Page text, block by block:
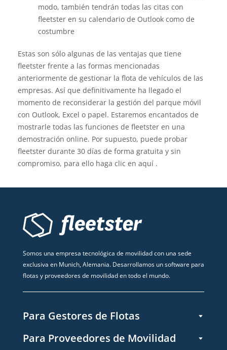
modo, también tendrán todas las citas con
fleetster en su calendario de Outlook como de
costumbre
Estas son sólo algunas de las ventajas que tiene
fleetster frente a las formas mencionadas
anteriormente de gestionar la flota de vehículos de las
empresas. Así que definitivamente ha llegado el
momento de reconsiderar la gestión del parque móvil
con Outlook, Excel o papel. Estaremos encantados de
mostrarle todas las funciones de fleetster en una
demostración online. Por supuesto, puede probar
fleetster durante 30 días de forma gratuita y sin
compromiso, para ello haga clic en aquí .
Somos una empresa tecnológica de movilidad con una sede
exclusiva en Munich, Alemania. Desarrollamos un software para
flotas y proveedores de movilidad en todo el mundo.
Para Gestores de Flotas
Para Proveedores de Movilidad